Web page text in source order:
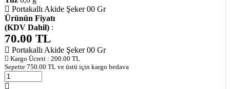
Portakallı Akide Şeker 00 Gr
Ürünün Fiyatı
(KDV Dahil) :
70.00 TL
Portakallı Akide Şeker 00 Gr
Kargo Ücreti : 200.00 TL
Sepette 750.00 TL ve üstü için kargo bedava